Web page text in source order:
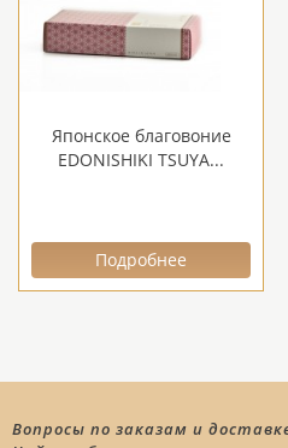
Японское благовоние
EDONISHIKI TSUYA...
Подробнее
Вопросы по заказам и